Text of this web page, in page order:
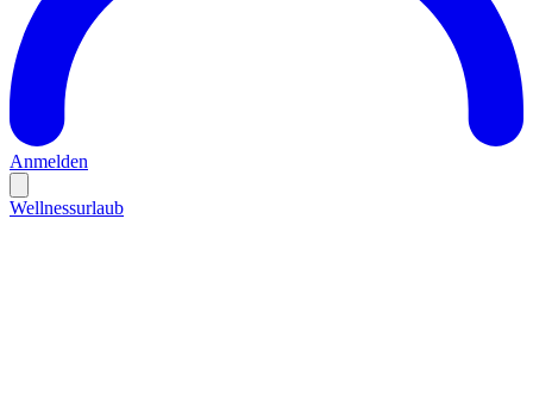
Anmelden
Wellnessurlaub